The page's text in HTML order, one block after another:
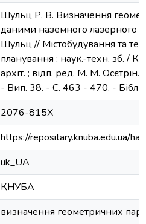
Шульц Р. В. Визначення
даними наземного лазерного
Шульц // Містобудування та
планування : наук.-техн. зб. /
архіт. ; відп. ред. М. М.
- Вип. 38. - С. 463 - 470. -
2076-815Х
https://repositary.knuba.edu.ua/
uk_UA
КНУБА
визначення геометричних